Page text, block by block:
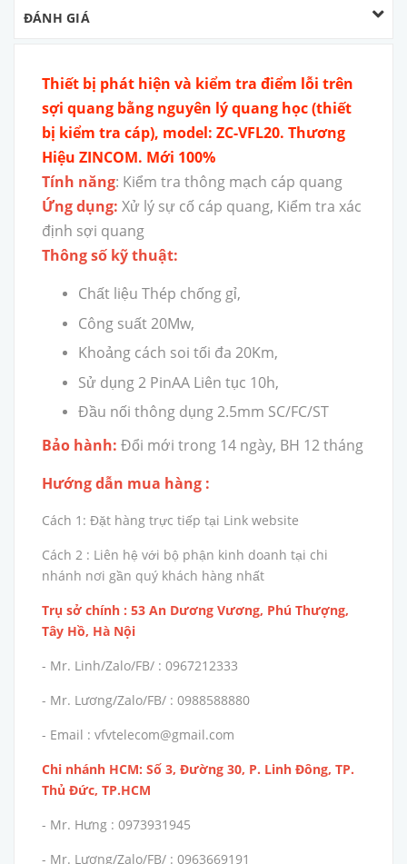
ĐÁNH GIÁ
Thiết bị phát hiện và kiểm tra điểm lỗi trên
sợi quang bằng nguyên lý quang học (thiết
bị kiểm tra cáp), model: ZC-VFL20. Thương
Hiệu ZINCOM. Mới 100%
Tính năng: Kiểm tra thông mạch cáp quang
Ứng dụng: Xử lý sự cố cáp quang, Kiểm tra xác
định sợi quang
Thông số kỹ thuật:
Chất liệu Thép chống gỉ,
Công suất 20Mw,
Khoảng cách soi tối đa 20Km,
Sử dụng 2 PinAA Liên tục 10h,
Đầu nối thông dụng 2.5mm SC/FC/ST
Bảo hành: Đổi mới trong 14 ngày, BH 12 tháng
Hướng dẫn mua hàng :
Cách 1: Đặt hàng trực tiếp tại Link website
Cách 2 : Liên hệ với bộ phận kinh doanh tại chi
nhánh nơi gần quý khách hàng nhất
Trụ sở chính : 53 An Dương Vương, Phú Thượng,
Tây Hồ, Hà Nội
- Mr. Linh/Zalo/FB/ : 0967212333
- Mr. Lương/Zalo/FB/ : 0988588880
- Email : vfvtelecom@gmail.com
Chi nhánh HCM: Số 3, Đường 30, P. Linh Đông, TP.
Thủ Đức, TP.HCM
- Mr. Hưng : 0973931945
- Mr. Lương/Zalo/FB/ : 0963669191